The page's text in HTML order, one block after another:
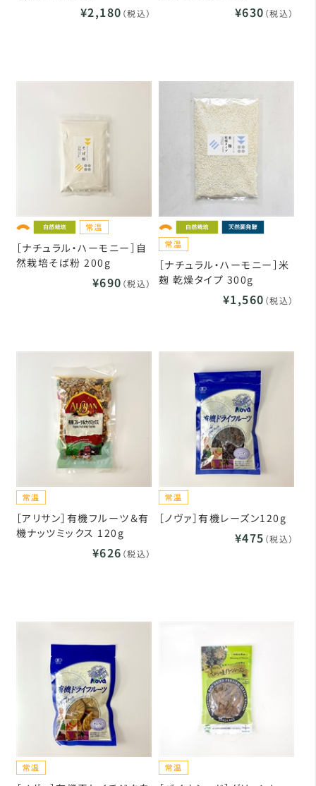
¥2,180 （税込） ¥630 （税込）
［ナチュラル・ハーモニー］自
然栽培そば粉 200g
¥690 （税込）
［ナチュラル・ハーモニー］米
麹 乾燥タイプ 300g
¥1,560 （税込）
［アリサン］有機フルーツ＆有
機ナッツミックス 120g
¥626 （税込）
［ノヴァ］有機レーズン120g
¥475 （税込）